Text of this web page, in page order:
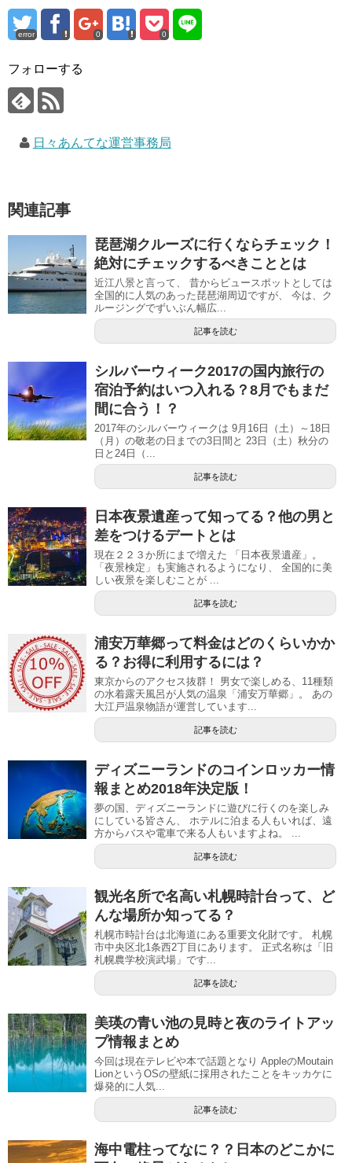
error 0 0
フォローする
日々あんてな運営事務局
関連記事
琵琶湖クルーズに行くならチェック！
絶対にチェックするべきこととは
近江八景と言って、 昔からビュースポットとしては
全国的に人気のあった琵琶湖周辺ですが、 今は、ク
ルージングでずいぶん幅広...
記事を読む
シルバーウィーク2017の国内旅行の
宿泊予約はいつ入れる？8月でもまだ
間に合う！？
2017年のシルバーウィークは 9月16日（土）～18日
（月）の敬老の日までの3日間と 23日（土）秋分の
日と24日（...
記事を読む
日本夜景遺産って知ってる？他の男と
差をつけるデートとは
現在２２３か所にまで増えた 「日本夜景遺産」。
「夜景検定」も実施されるようになり、 全国的に美
しい夜景を楽しむことが ...
記事を読む
浦安万華郷って料金はどのくらいかか
る？お得に利用するには？
東京からのアクセス抜群！ 男女で楽しめる、11種類
の水着露天風呂が人気の温泉「浦安万華郷」。 あの
大江戸温泉物語が運営しています...
記事を読む
ディズニーランドのコインロッカー情
報まとめ2018年決定版！
夢の国、ディズニーランドに遊びに行くのを楽しみ
にしている皆さん、 ホテルに泊まる人もいれば、遠
方からバスや電車で来る人もいますよね。 ...
記事を読む
観光名所で名高い札幌時計台って、ど
んな場所か知ってる？
札幌市時計台は北海道にある重要文化財です。 札幌
市中央区北1条西2丁目にあります。 正式名称は「旧
札幌農学校演武場」です...
記事を読む
美瑛の青い池の見時と夜のライトアッ
プ情報まとめ
今回は現在テレビや本で話題となり AppleのMoutain
LionというOSの壁紙に採用されたことをキッカケに
爆発的に人気...
記事を読む
海中電柱ってなに？？日本のどこかに